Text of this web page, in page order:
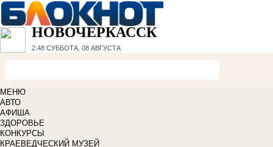
НОВОЧЕРКАССК
2:48 СУББОТА, 08 АВГУСТА
МЕНЮ
АВТО
АФИША
ЗДОРОВЬЕ
КОНКУРСЫ
КРАЕВЕДЧЕСКИЙ МУЗЕЙ